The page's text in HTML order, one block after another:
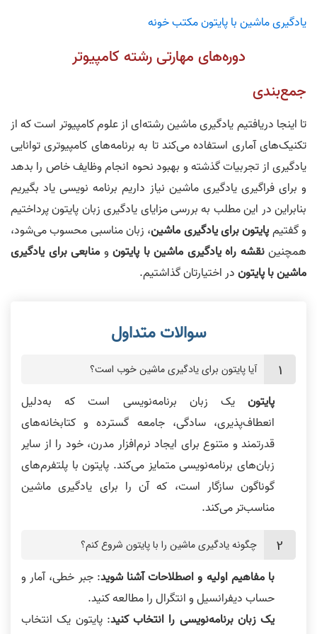
یادگیری ماشین با پایتون مکتب خونه
دوره‌های مهارتی رشته کامپیوتر
جمع‌بندی
تا اینجا دریافتیم یادگیری ماشین رشته‌ای از علوم کامپیوتر است که از
تکنیک‌های آماری استفاده می‌کند تا به برنامه‌های کامپیوتری توانایی
یادگیری از تجربیات گذشته و بهبود نحوه انجام وظایف خاص را بدهد
و برای فراگیری یادگیری ماشین نیاز داریم برنامه نویسی یاد بگیریم
بنابراین در این مطلب به بررسی مزایای یادگیری زبان پایتون پرداختیم
و گفتیمپایتون برای یادگیری ماشین، زبان مناسبی محسوب می‌شود،
همچنیننقشه راه یادگیری ماشین با پایتون و منابعی برای یادگیری
ماشین با پایتوندر اختیارتان گذاشتیم.
آیا پایتون برای یادگیری ماشین خوب است؟
پایتون یک زبان برنامه‌نویسی است که به‌دلیل
انعطاف‌پذیری، سادگی، جامعه گسترده و کتابخانه‌های
قدرتمند و متنوع برای ایجاد نرم‌افزار مدرن، خود را از سایر
زبان‌های برنامه‌نویسی متمایز می‌کند. پایتون با پلتفرم‌های
گوناگون سازگار است، که آن را برای یادگیری ماشین
مناسب‌تر می‌کند.
چگونه یادگیری ماشین را با پایتون شروع کنم؟
با مفاهیم اولیه و اصطلاحات آشنا شوید: جبر خطی، آمار و
حساب دیفرانسیل و انتگرال را مطالعه کنید.
یک زبان برنامه‌نویسی را انتخاب کنید: پایتون یک انتخاب